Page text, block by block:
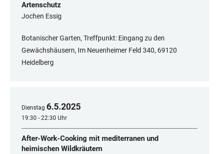
Artenschutz
Jochen Essig
Botanischer Garten, Treffpunkt: Eingang zu den
Gewächshäusern, Im Neuenheimer Feld 340, 69120
Heidelberg
Dienstag 6.5.2025
19:30 - 22:30 Uhr
After-Work-Cooking mit mediterranen und
heimischen Wildkräutern